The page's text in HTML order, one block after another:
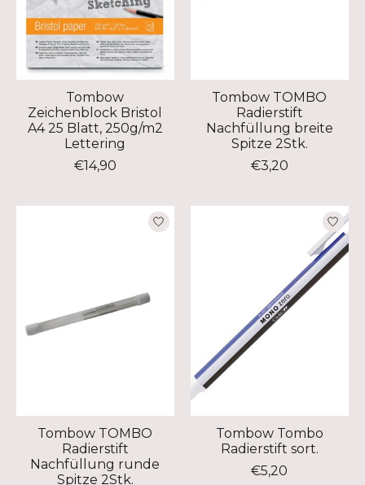
Tombow
Zeichenblock Bristol
A4 25 Blatt, 250g/m2
Lettering
€14,90
Tombow TOMBO
Radierstift
Nachfüllung breite
Spitze 2Stk.
€3,20
Tombow TOMBO
Radierstift
Nachfüllung runde
Spitze 2Stk.
Tombow Tombo
Radierstift sort.
€5,20